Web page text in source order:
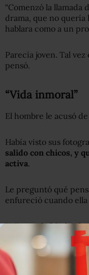
“Comenzó la
drama, que no
hablara como a un
Parecía joven. Tal
pensó.
“Vida inmoral”
El hombre le acusó
Había visto sus
salido con chicos, y
activa.
Le preguntó qué
enfureció cuando ella
“Dijo que había
mujeres”, explica Zed.
“Y que se había